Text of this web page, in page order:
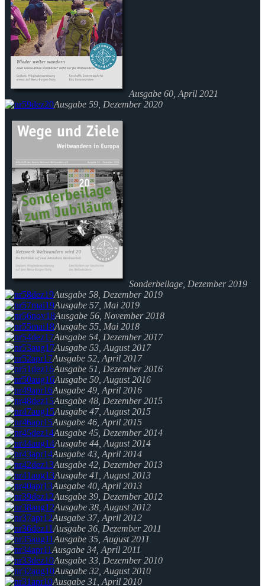
Ausgabe 60, April 2021
Ausgabe 59, Dezember 2020
Sonderbeilage, Dezember 2019
Ausgabe 58, Dezember 2019
Ausgabe 57, Mai 2019
Ausgabe 56, November 2018
Ausgabe 55, Mai 2018
Ausgabe 54, Dezember 2017
Ausgabe 53, August 2017
Ausgabe 52, April 2017
Ausgabe 51, Dezember 2016
Ausgabe 50, August 2016
Ausgabe 49, April 2016
Ausgabe 48, Dezember 2015
Ausgabe 47, August 2015
Ausgabe 46, April 2015
Ausgabe 45, Dezember 2014
Ausgabe 44, August 2014
Ausgabe 43, April 2014
Ausgabe 42, Dezember 2013
Ausgabe 41, August 2013
Ausgabe 40, April 2013
Ausgabe 39, Dezember 2012
Ausgabe 38, August 2012
Ausgabe 37, April 2012
Ausgabe 36, Dezember 2011
Ausgabe 35, August 2011
Ausgabe 34, April 2011
Ausgabe 33, Dezember 2010
Ausgabe 32, August 2010
Ausgabe 31, April 2010